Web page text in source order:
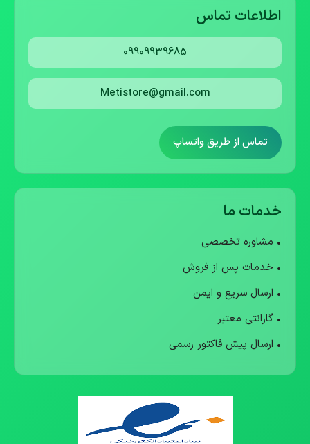
اطلاعات تماس
09909939685
Metistore@gmail.com
تماس از طریق واتساپ
خدمات ما
• مشاوره تخصصی
• خدمات پس از فروش
• ارسال سریع و ایمن
• گارانتی معتبر
• ارسال پیش فاکتور رسمی